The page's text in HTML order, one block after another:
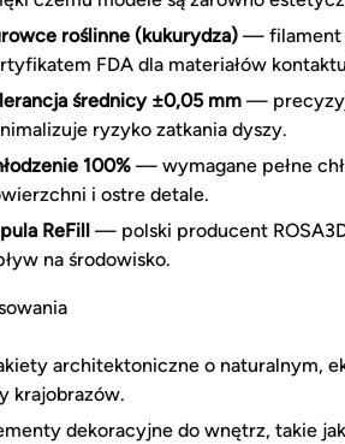
roślinne (kukurydza) — filament
FDA dla materiałów
średnicy ±0,05 mm —
ryzyko zatkania dyszy.
100% — wymagane pełne
i ostre detale.
ReFill — polski producent
na środowisko.
architektoniczne o naturalnym,
krajobrazów.
dekoracyjne do wnętrz, takie